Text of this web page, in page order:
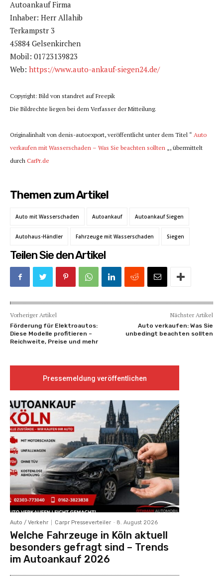
Autoankauf Firma
Inhaber: Herr Allahib
Terkampstr 3
45884 Gelsenkirchen
Mobil: 01723139823
Web: https://www.auto-ankauf-siegen24.de/
Copyright: Bild von standret auf Freepik
Die Bildrechte liegen bei dem Verfasser der Mitteilung.
Originalinhalt von denis-autoexport, veröffentlicht unter dem Titel “ Auto
verkaufen mit Wasserschaden – Was Sie beachten sollten „, übermittelt
durch CarPr.de
Themen zum Artikel
Auto mit Wasserschaden Autoankauf Autoankauf Siegen
Autohaus-Händler Fahrzeuge mit Wasserschaden Siegen
Teilen Sie den Artikel
Vorheriger Artikel
Förderung für Elektroautos:
Diese Modelle profitieren –
Reichweite, Preise und mehr
Nächster Artikel
Auto verkaufen: Was Sie
unbedingt beachten sollten
Pressemeldung veröffentlichen
Auto / Verkehr Carpr Presseverteiler - 8. August 2026
Welche Fahrzeuge in Köln aktuell
besonders gefragt sind – Trends
im Autoankauf 2026